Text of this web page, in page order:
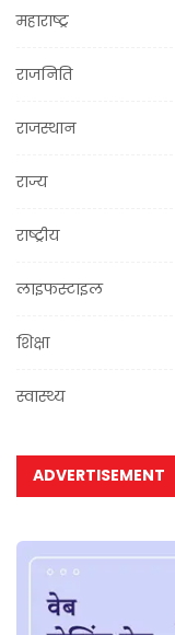
महाराष्ट्र
राजनिति
राजस्थान
राज्य
राष्ट्रीय
लाइफस्टाइल
शिक्षा
स्वास्थ्य
ADVERTISEMENT